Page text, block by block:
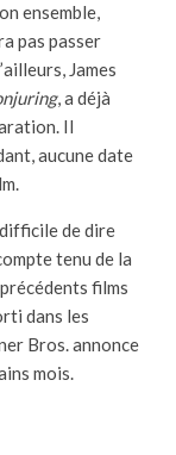
ensemble,
pas passer
James
, a déjà
Il
aucune date
de dire
tenu de la
films
dans les
Bros. annonce
mois.